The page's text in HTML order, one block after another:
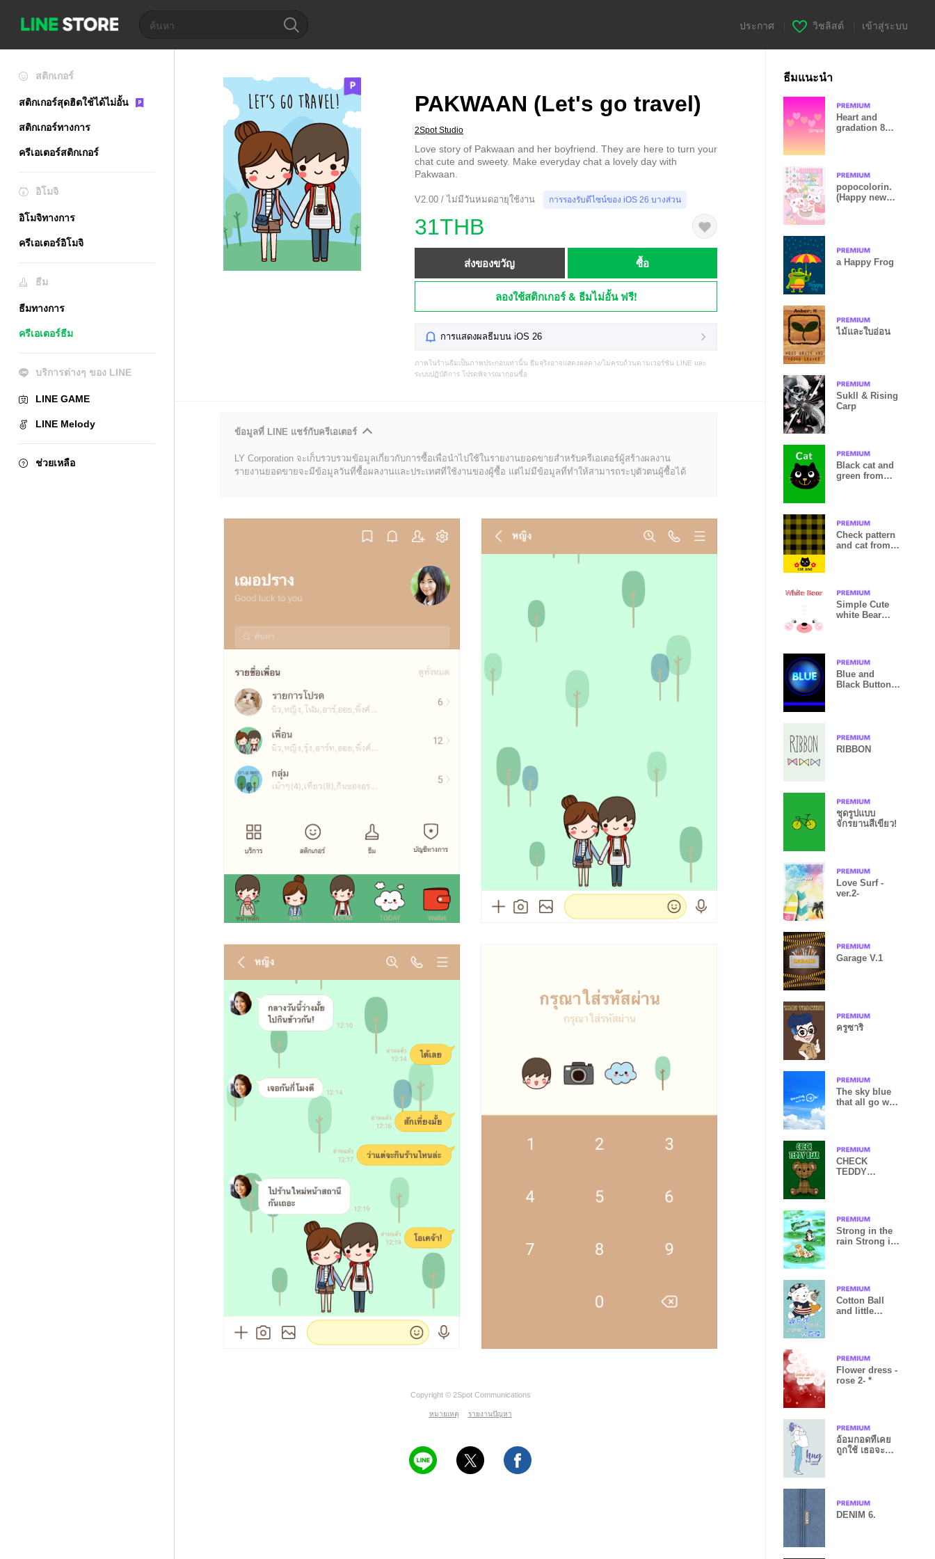
ประกาศ วิชลิสต์ เข้าสู่ระบบ
สติกเกอร์
สติกเกอร์สุดฮิตใช้ได้ไม่อั้น
สติกเกอร์ทางการ
ครีเอเตอร์สติกเกอร์
อิโมจิ
อิโมจิทางการ
ครีเอเตอร์อิโมจิ
ธีม
ธีมทางการ
ครีเอเตอร์ธีม
บริการต่างๆ ของ LINE
LINE GAME
LINE Melody
ช่วยเหลือ
PAKWAAN (Let's go travel)
2Spot Studio
Love story of Pakwaan and her boyfriend. They are here to turn your
chat cute and sweety. Make everyday chat a lovely day with
Pakwaan.
V2.00 / ไม่มีวันหมดอายุใช้งาน การรองรับดีไซน์ของ iOS 26 บางส่วน
31THB
ส่งของขวัญ ซื้อ
ลองใช้สติกเกอร์ & ธีมไม่อั้น ฟรี!
การแสดงผลธีมบน iOS 26
ภาพในร้านธีมเป็นภาพประกอบเท่านั้น ธีมจริงอาจแสดงผลต่าง/ไม่ครบถ้วนตามเวอร์ชัน LINE และ
ระบบปฏิบัติการ โปรดพิจารณาก่อนซื้อ
ข้อมูลที่ LINE แชร์กับครีเอเตอร์
LY Corporation จะเก็บรวบรวมข้อมูลเกี่ยวกับการซื้อเพื่อนำไปใช้ในรายงานยอดขายสำหรับครีเอเตอร์ผู้สร้างผลงาน
รายงานยอดขายจะมีข้อมูลวันที่ซื้อผลงานและประเทศที่ใช้งานของผู้ซื้อ แต่ไม่มีข้อมูลที่ทำให้สามารถระบุตัวตนผู้ซื้อได้
Copyright © 2Spot Communications
หมายเหตุ รายงานปัญหา
ธีมแนะนำ
Heart and
gradation 8
popocolorin.
(Happy new
a Happy Frog
ไม้และใบอ่อน
Sukll & Rising
Carp
Black cat and
green from
Check pattern
and cat from
Simple Cute
white Bear
Blue and
Black Button
RIBBON
ชุดรูปแบบ
จักรยานสีเขียว!
Love Surf -
ver.2-
Garage V.1
ครูซาริ
The sky blue
that all go well
CHECK
TEDDY
Strong in the
rain Strong in
Cotton Ball
and little
Flower dress -
rose 2- *
อ้อมกอดที่เคย
ถูกใช้ เธอจะ
DENIM 6.